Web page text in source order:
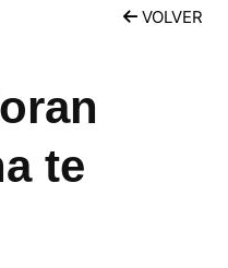
VOLVER
te